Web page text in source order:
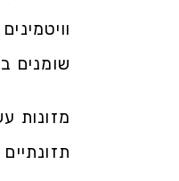
שומנים
מזונות